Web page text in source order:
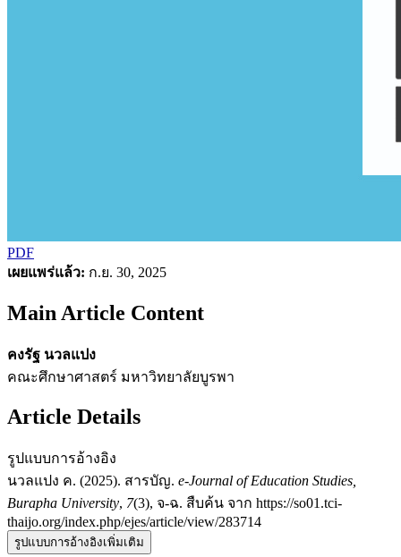
PDF
เผยแพร่แล้ว: ก.ย. 30, 2025
Main Article Content
คงรัฐ นวลแปง
คณะศึกษาศาสตร์ มหาวิทยาลัยบูรพา
Article Details
รูปแบบการอ้างอิง
นวลแปง ค. (2025). สารบัญ. e-Journal of Education Studies,
Burapha University, 7(3), จ-ฉ. สืบค้น จาก https://so01.tci-
thaijo.org/index.php/ejes/article/view/283714
รูปแบบการอ้างอิงเพิ่มเติม